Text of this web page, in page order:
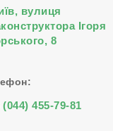
вулиця
Iгоря
8
(044) 455-79-81